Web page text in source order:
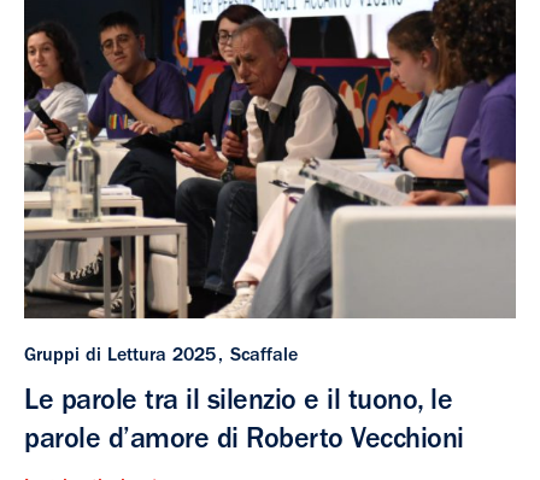
Gruppi di Lettura 2025 Scaffale
Le parole tra il silenzio e il tuono, le
parole d’amore di Roberto Vecchioni